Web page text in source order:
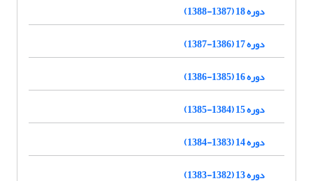
دوره 18 (1387-1388)
دوره 17 (1386-1387)
دوره 16 (1385-1386)
دوره 15 (1384-1385)
دوره 14 (1383-1384)
دوره 13 (1382-1383)